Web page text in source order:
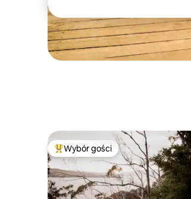
Najpopularniejsze z kategorii
Wybór gości